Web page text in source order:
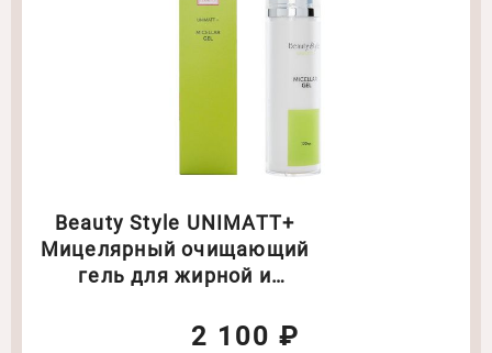
Beauty Style UNIMATT+
Мицелярный очищающий
гель для жирной и
120 мл2 100 ₽